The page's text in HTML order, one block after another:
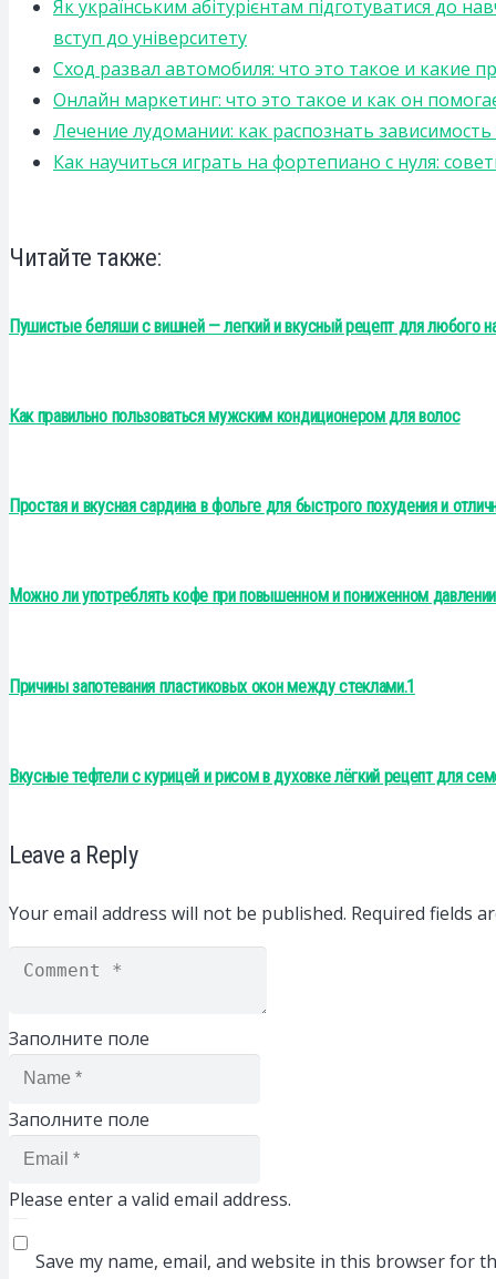
Як українським абітурієнтам підготуватися до
вступ до університету
Сход развал автомобиля: что это такое и какие
Онлайн маркетинг: что это такое и как он
Лечение лудомании: как распознать
Как научиться играть на фортепиано с нуля:
Читайте также:
Пушистые беляши с вишней — легкий и вкусный рецепт для любого
Как правильно пользоваться мужским кондиционером для волос
Простая и вкусная сардина в фольге для быстрого похудения и
Можно ли употреблять кофе при повышенном и пониженном давлении
Причины запотевания пластиковых окон между стеклами.1
Вкусные тефтели с курицей и рисом в духовке лёгкий рецепт для
Leave a Reply
Your email address will not be published. Required fields
Заполните поле
Заполните поле
Please enter a valid email address.
Save my name, email, and website in this browser for